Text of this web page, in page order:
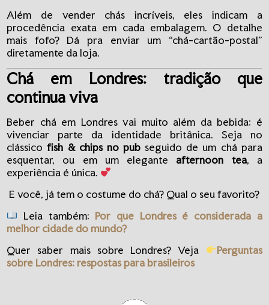
Além de vender chás incríveis, eles indicam a
procedência exata em cada embalagem. O detalhe
mais fofo? Dá pra enviar um “chá-cartão-postal”
diretamente da loja.
Chá em Londres: tradição que
continua viva
Beber chá em Londres vai muito além da bebida: é
vivenciar parte da identidade britânica. Seja no
clássicofish & chips no pub seguido de um chá para
esquentar, ou em um elegante afternoon tea, a
experiência é única.
E você, já tem o costume do chá? Qual o seu favorito?
Leia também: Por que Londres é considerada a
melhor cidade do mundo?
Quer saber mais sobre Londres? Veja
Perguntas
sobre Londres: respostas para brasileiros